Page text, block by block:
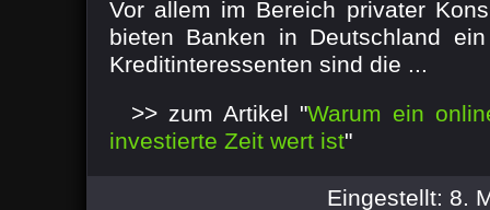
Vor allem im Bereich privater
bieten Banken in Deutschland
Kreditinteressenten sind die ...
>> zum Artikel "Warum ein
investierte Zeit wert ist"
Eingestellt: 8.